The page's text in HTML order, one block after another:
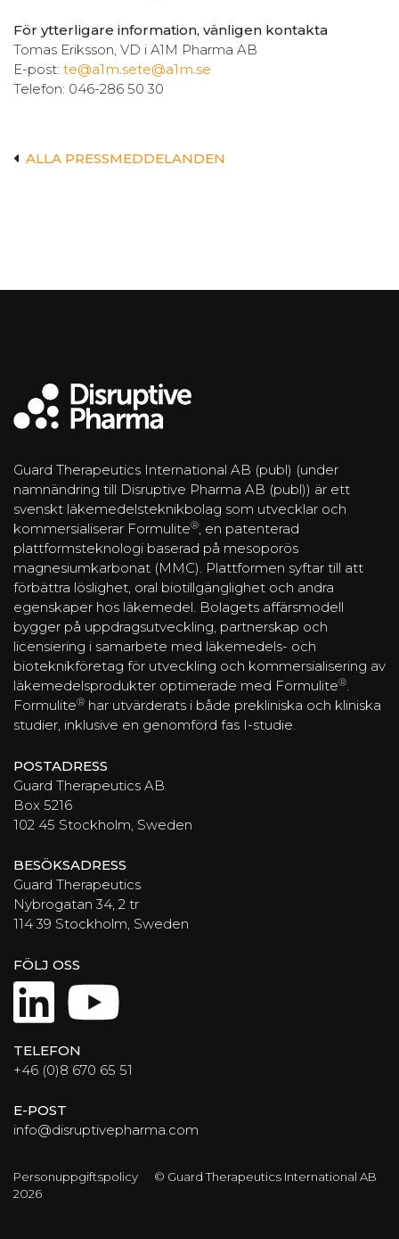
För ytterligare information, vänligen kontakta
Tomas Eriksson, VD i A1M Pharma AB
E-post: te@a1m.sete@a1m.se
Telefon: 046-286 50 30
ALLA PRESSMEDDELANDEN
Guard Therapeutics International AB (publ) (under
namnändring till Disruptive Pharma AB (publ)) är ett
svenskt läkemedelsteknikbolag som utvecklar och
kommersialiserar Formulite®, en patenterad
plattformsteknologi baserad på mesoporös
magnesiumkarbonat (MMC). Plattformen syftar till att
förbättra löslighet, oral biotillgänglighet och andra
egenskaper hos läkemedel. Bolagets affärsmodell
bygger på uppdragsutveckling, partnerskap och
licensiering i samarbete med läkemedels- och
bioteknikföretag för utveckling och kommersialisering av
läkemedelsprodukter optimerade med Formulite®.
Formulite® har utvärderats i både prekliniska och kliniska
studier, inklusive en genomförd fas I-studie.
POSTADRESS
Guard Therapeutics AB
Box 5216
102 45 Stockholm, Sweden
BESÖKSADRESS
Guard Therapeutics
Nybrogatan 34, 2 tr
114 39 Stockholm, Sweden
FÖLJ OSS
LinkedIn
YouTube
TELEFON
+46 (0)8 670 65 51
E-POST
info@disruptivepharma.com
Personuppgiftspolicy © Guard Therapeutics International AB
2026